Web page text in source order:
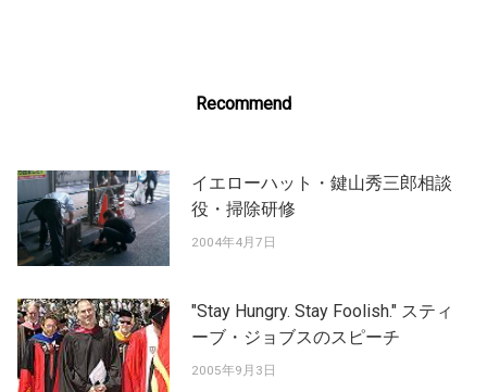
Recommend
イエローハット・鍵山秀三郎相談
役・掃除研修
2004年4月7日
"Stay Hungry. Stay Foolish." スティ
ーブ・ジョブスのスピーチ
2005年9月3日